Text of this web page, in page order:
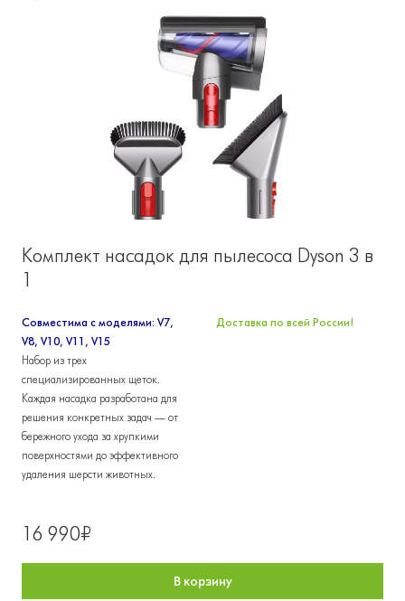
Комплект насадок для пылесоса Dyson 3 в
1
Совместима с моделями: V7,
V8, V10, V11, V15
Набор из трех
специализированных щеток.
Каждая насадка разработана для
решения конкретных задач — от
бережного ухода за хрупкими
поверхностями до эффективного
удаления шерсти животных.
Доставка по всей России!
16 990₽
В корзину